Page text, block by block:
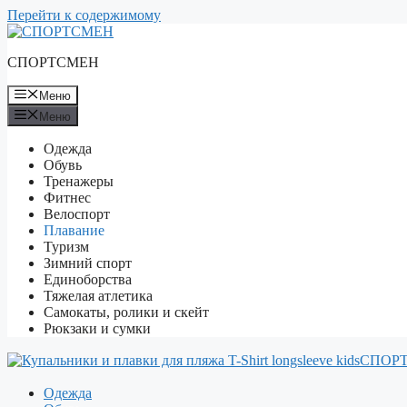
Перейти к содержимому
СПОРТСМЕН
Меню
Меню
Одежда
Обувь
Тренажеры
Фитнес
Велоспорт
Плавание
Туризм
Зимний спорт
Единоборства
Тяжелая атлетика
Самокаты, ролики и скейт
Рюкзаки и сумки
Одежда